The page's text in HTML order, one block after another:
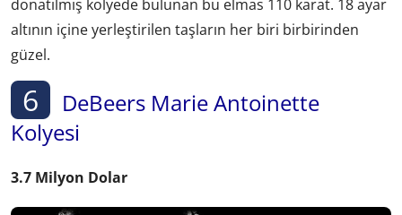
donatılmış kolyede bulunan bu elmas 110 karat. 18 ayar
altının içine yerleştirilen taşların her biri birbirinden
güzel.
6
DeBeers Marie Antoinette
Kolyesi
3.7 Milyon Dolar